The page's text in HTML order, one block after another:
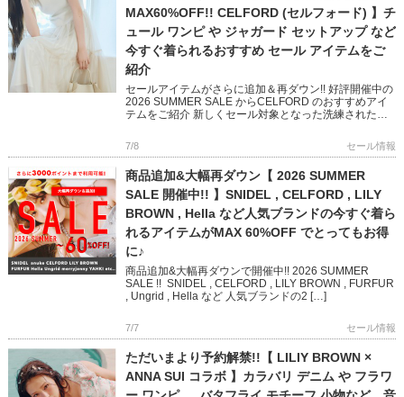
MAX60%OFF!! CELFORD (セルフォード) 】チ
ュール ワンピ や ジャガード セットアップ など
今すぐ着られるおすすめ セール アイテムをご
紹介
セールアイテムがさらに追加＆再ダウン!! 好評開催中の
2026 SUMMER SALE からCELFORD のおすすめアイ
テムをご紹介 新しくセール対象となった洗練された雰
7/8 セール情報
商品追加&大幅再ダウン【 2026 SUMMER
SALE 開催中!! 】SNIDEL , CELFORD , LILY
BROWN , Hella など人気ブランドの今すぐ着ら
れるアイテムがMAX 60%OFF でとってもお得
に♪
商品追加&大幅再ダウンで開催中!! 2026 SUMMER
SALE !! SNIDEL , CELFORD , LILY BROWN , FURFUR
, Ungrid , Hella など 人気ブランドの2 […]
7/7 セール情報
ただいまより予約解禁!!【 LILIY BROWN ×
ANNA SUI コラボ 】カラバリ デニム や フラワ